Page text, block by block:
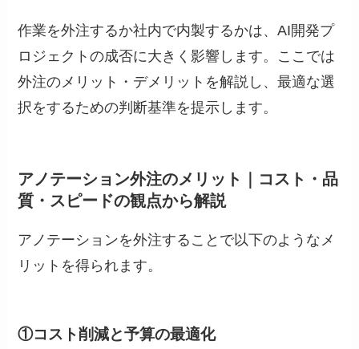
作業を外注するか社内で内製するかは、AI開発プ
ロジェクトの成否に大きく影響します。ここでは
外注のメリット・デメリットを解説し、最適な選
択をするための判断基準を提示します。
アノテーション外注のメリット｜コスト・品
質・スピードの観点から解説
アノテーションを外注することで以下のようなメ
リットを得られます。
①コスト削減と予算の最適化